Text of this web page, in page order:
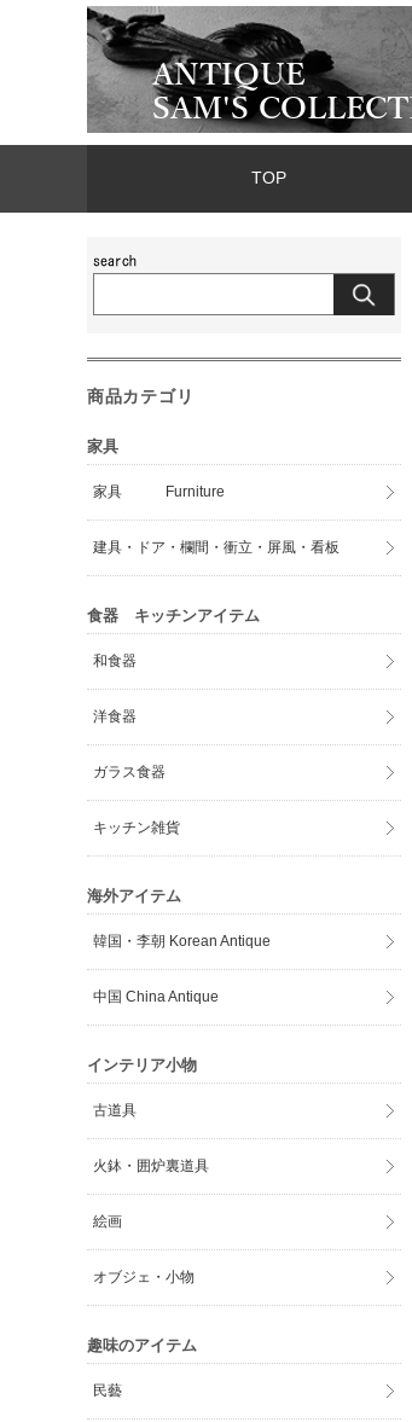
TOP
商品カテゴリ
家具
家具 Furniture
建具・ドア・欄間・衝立・屏風・看板
食器 キッチンアイテム
和食器
洋食器
ガラス食器
キッチン雑貨
海外アイテム
韓国・李朝 Korean Antique
中国 China Antique
インテリア小物
古道具
火鉢・囲炉裏道具
絵画
オブジェ・小物
趣味のアイテム
民藝